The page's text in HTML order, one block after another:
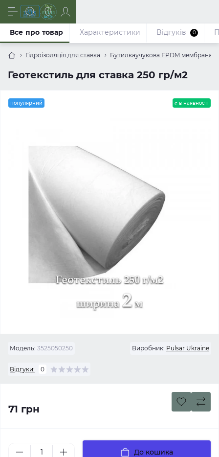
Гідроізоляція для ставка Бутилкаучукова EPDM мембрана
Геотекстиль для ставка 250 гр/м2
Все про товар Характеристики Відгуків 0
популярний є в наявності
Модель: 3525050250 Виробник: Pulsar Ukraine
Відгуки: 0
71 грн
До кошика